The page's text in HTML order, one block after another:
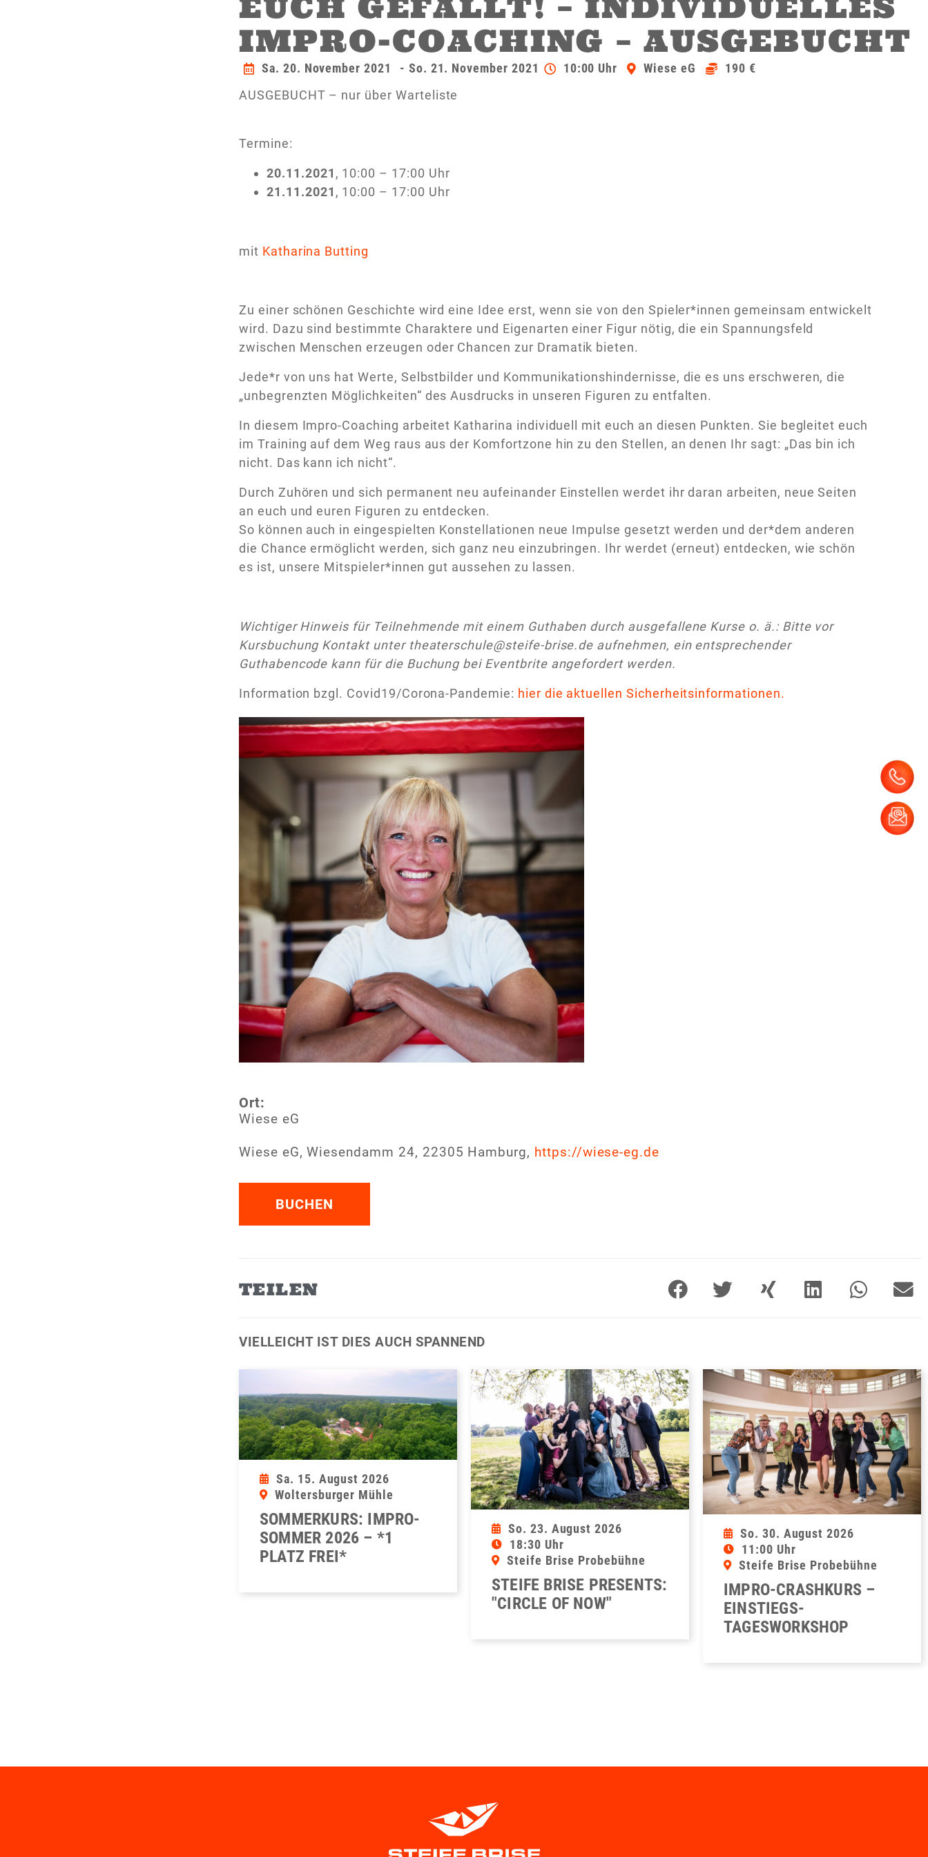
IMPRO-COACHING – AUSGEBUCHT
Sa. 20. November 2021 - So. 21. November 2021 10:00 Uhr Wiese eG
190 €
AUSGEBUCHT – nur über Warteliste
Termine:
20.11.2021 , 10:00 – 17:00 Uhr
21.11.2021 , 10:00 – 17:00 Uhr
mit Katharina Butting
Zu einer schönen Geschichte wird eine Idee erst, wenn sie von den Spieler*innen gemeinsam entwickelt
wird. Dazu sind bestimmte Charaktere und Eigenarten einer Figur nötig, die ein Spannungsfeld
zwischen Menschen erzeugen oder Chancen zur Dramatik bieten.
Jede*r von uns hat Werte, Selbstbilder und Kommunikationshindernisse, die es uns erschweren, die
„unbegrenzten Möglichkeiten“ des Ausdrucks in unseren Figuren zu entfalten.
In diesem Impro-Coaching arbeitet Katharina individuell mit euch an diesen Punkten. Sie begleitet euch
im Training auf dem Weg raus aus der Komfortzone hin zu den Stellen, an denen Ihr sagt: „Das bin ich
nicht. Das kann ich nicht“.
Durch Zuhören und sich permanent neu aufeinander Einstellen werdet ihr daran arbeiten, neue Seiten
an euch und euren Figuren zu entdecken.
So können auch in eingespielten Konstellationen neue Impulse gesetzt werden und der*dem anderen
die Chance ermöglicht werden, sich ganz neu einzubringen. Ihr werdet (erneut) entdecken, wie schön
es ist, unsere Mitspieler*innen gut aussehen zu lassen.
Wichtiger Hinweis für Teilnehmende mit einem Guthaben durch ausgefallene Kurse o. ä.: Bitte vor
Kursbuchung Kontakt unter theaterschule@steife-brise.de aufnehmen, ein entsprechender
Guthabencode kann für die Buchung bei Eventbrite angefordert werden.
Information bzgl. Covid19/Corona-Pandemie: hier die aktuellen Sicherheitsinformationen.
Ort:
Wiese eG
Wiese eG, Wiesendamm 24, 22305 Hamburg, https://wiese-eg.de
BUCHEN
TEILEN
VIELLEICHT IST DIES AUCH SPANNEND
Sa. 15. August 2026
Woltersburger Mühle
SOMMERKURS: IMPRO-
SOMMER 2026 – *1
PLATZ FREI*
So. 23. August 2026
18:30 Uhr
Steife Brise Probebühne
STEIFE BRISE PRESENTS:
"CIRCLE OF NOW"
So. 30. August 2026
11:00 Uhr
Steife Brise Probebühne
IMPRO-CRASHKURS –
EINSTIEGS-
TAGESWORKSHOP